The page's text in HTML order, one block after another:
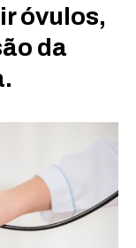
óvulos,
da